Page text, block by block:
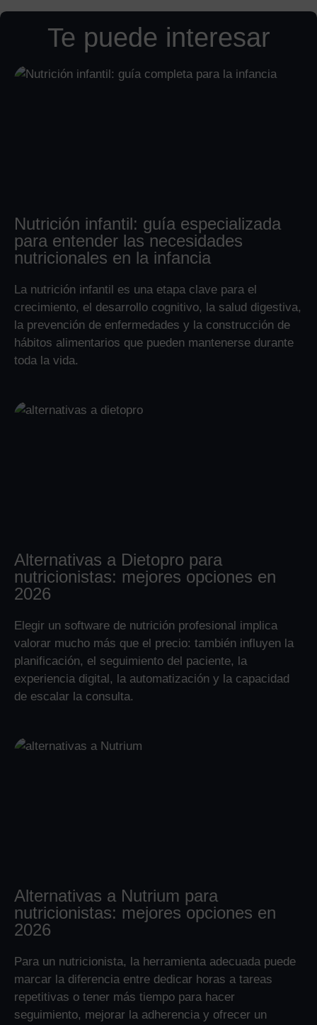
Te puede interesar
Nutrición infantil: guía especializada
para entender las necesidades
nutricionales en la infancia
La nutrición infantil es una etapa clave para el
crecimiento, el desarrollo cognitivo, la salud digestiva,
la prevención de enfermedades y la construcción de
hábitos alimentarios que pueden mantenerse durante
toda la vida.
Alternativas a Dietopro para
nutricionistas: mejores opciones en
2026
Elegir un software de nutrición profesional implica
valorar mucho más que el precio: también influyen la
planificación, el seguimiento del paciente, la
experiencia digital, la automatización y la capacidad
de escalar la consulta.
Alternativas a Nutrium para
nutricionistas: mejores opciones en
2026
Para un nutricionista, la herramienta adecuada puede
marcar la diferencia entre dedicar horas a tareas
repetitivas o tener más tiempo para hacer
seguimiento, mejorar la adherencia y ofrecer un